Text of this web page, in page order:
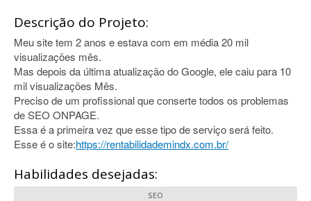
Descrição do Projeto:
Meu site tem 2 anos e estava com em média 20 mil
visualizações mês.
Mas depois da última atualização do Google, ele caiu para 10
mil visualizações Mês.
Preciso de um profissional que conserte todos os problemas
de SEO ONPAGE.
Essa é a primeira vez que esse tipo de serviço será feito.
Esse é o site:https://rentabilidademindx.com.br/
Habilidades desejadas:
SEO